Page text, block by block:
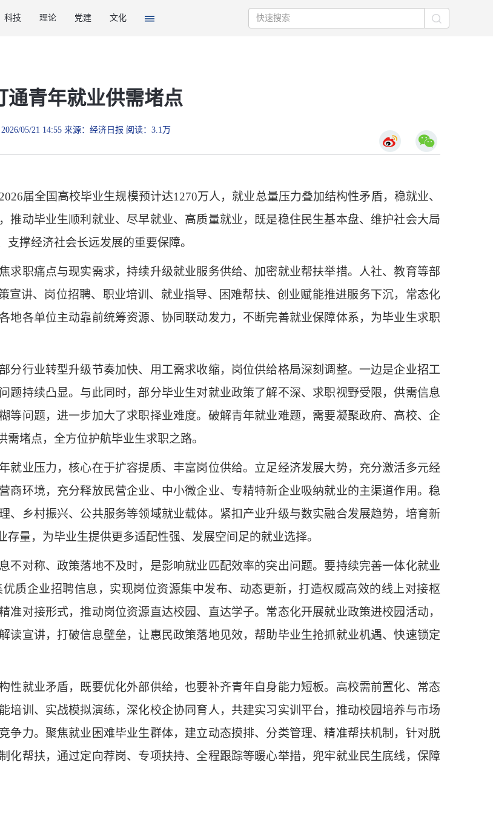
科技 理论 党建 文化
通青年就业供需堵点
2026/05/21 14:55 来源：经济日报 阅读：3.1万
届全国高校毕业生规模预计达1270万人，就业总量压力叠加结构性矛盾，稳就业、
推动毕业生顺利就业、尽早就业、高质量就业，既是稳住民生基本盘、维护社会大局
撑经济社会长远发展的重要保障。
职痛点与现实需求，持续升级就业服务供给、加密就业帮扶举措。人社、教育等部
宣讲、岗位招聘、职业培训、就业指导、困难帮扶、创业赋能推进服务下沉，常态化
地各单位主动靠前统筹资源、协同联动发力，不断完善就业保障体系，为毕业生求职
行业转型升级节奏加快、用工需求收缩，岗位供给格局深刻调整。一边是企业招工
题持续凸显。与此同时，部分毕业生对就业政策了解不深、求职视野受限，供需信息
等问题，进一步加大了求职择业难度。破解青年就业难题，需要凝聚政府、高校、企
堵点，全方位护航毕业生求职之路。
业压力，核心在于扩容提质、丰富岗位供给。立足经济发展大势，充分激活多元经
商环境，充分释放民营企业、中小微企业、专精特新企业吸纳就业的主渠道作用。稳
、乡村振兴、公共服务等领域就业载体。紧扣产业升级与数实融合发展趋势，培育新
量，为毕业生提供更多适配性强、发展空间足的就业选择。
对称、政策落地不及时，是影响就业匹配效率的突出问题。要持续完善一体化就业
质企业招聘信息，实现岗位资源集中发布、动态更新，打造权威高效的线上对接枢
对接形式，推动岗位资源直达校园、直达学子。常态化开展就业政策进校园活动，
读宣讲，打破信息壁垒，让惠民政策落地见效，帮助毕业生抢抓就业机遇、快速锁定
就业矛盾，既要优化外部供给，也要补齐青年自身能力短板。高校需前置化、常态
培训、实战模拟演练，深化校企协同育人，共建实习实训平台，推动校园培养与市场
争力。聚焦就业困难毕业生群体，建立动态摸排、分类管理、精准帮扶机制，针对脱
化帮扶，通过定向荐岗、专项扶持、全程跟踪等暖心举措，兜牢就业民生底线，保障